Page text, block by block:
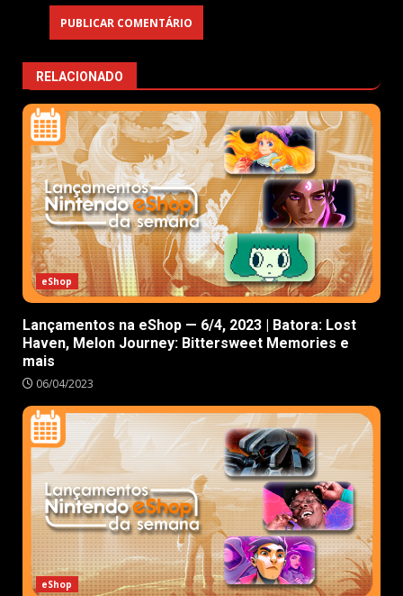
RELACIONADO
eShop
Lançamentos na eShop — 6/4, 2023 | Batora: Lost
Haven, Melon Journey: Bittersweet Memories e
mais
06/04/2023
eShop